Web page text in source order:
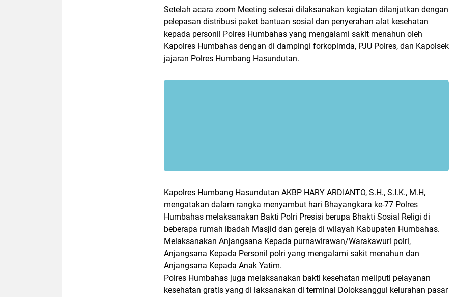
Setelah acara zoom Meeting selesai dilaksanakan kegiatan dilanjutkan dengan
pelepasan distribusi paket bantuan sosial dan penyerahan alat kesehatan
kepada personil Polres Humbahas yang mengalami sakit menahun oleh
Kapolres Humbahas dengan di dampingi forkopimda, PJU Polres, dan Kapolsek
jajaran Polres Humbang Hasundutan.
Kapolres Humbang Hasundutan AKBP HARY ARDIANTO, S.H., S.I.K., M.H,
mengatakan dalam rangka menyambut hari Bhayangkara ke-77 Polres
Humbahas melaksanakan Bakti Polri Presisi berupa Bhakti Sosial Religi di
beberapa rumah ibadah Masjid dan gereja di wilayah Kabupaten Humbahas.
Melaksanakan Anjangsana Kepada purnawirawan/Warakawuri polri,
Anjangsana Kepada Personil polri yang mengalami sakit menahun dan
Anjangsana Kepada Anak Yatim.
Polres Humbahas juga melaksanakan bakti kesehatan meliputi pelayanan
kesehatan gratis yang di laksanakan di terminal Doloksanggul kelurahan pasar